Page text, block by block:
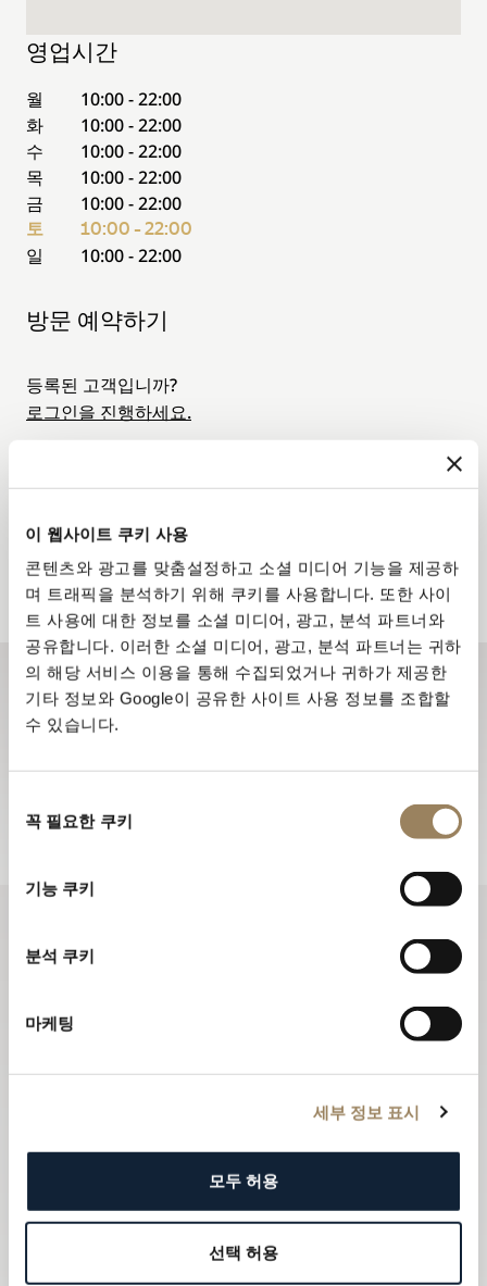
이 웹사이트 쿠키 사용
콘텐츠와 광고를 맞춤설정하고 소셜 미디어 기능을 제공하
며 트래픽을 분석하기 위해 쿠키를 사용합니다. 또한 사이
트 사용에 대한 정보를 소셜 미디어, 광고, 분석 파트너와
공유합니다. 이러한 소셜 미디어, 광고, 분석 파트너는 귀하
의 해당 서비스 이용을 통해 수집되었거나 귀하가 제공한
기타 정보와 Google이 공유한 사이트 사용 정보를 조합할
수 있습니다.
꼭 필요한 쿠키
기능 쿠키
분석 쿠키
마케팅
세부 정보 표시
모두 허용
선택 허용
영업시간
월
10:00 - 22:00
화
10:00 - 22:00
수
10:00 - 22:00
목
10:00 - 22:00
금
10:00 - 22:00
토 10:00 - 22:00
일 10:00 - 22:00
방문 예약하기
등록된 고객입니까?
로그인을 진행하세요.
월.
03
화.
04
수.
05 06 07 08 09
뉴스레터 구독하기
보를 받아 보세요.